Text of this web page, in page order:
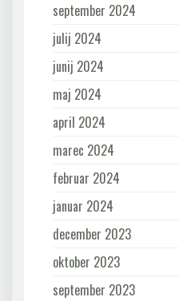
september 2024
julij 2024
junij 2024
maj 2024
april 2024
marec 2024
februar 2024
januar 2024
december 2023
oktober 2023
september 2023